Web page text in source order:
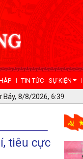
TIN TỨC - SỰ KIỆN
Bảy, 8/8/2026, 6:39
tiêu cực